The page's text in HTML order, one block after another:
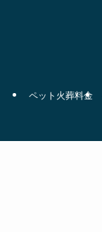
ペット火葬料金